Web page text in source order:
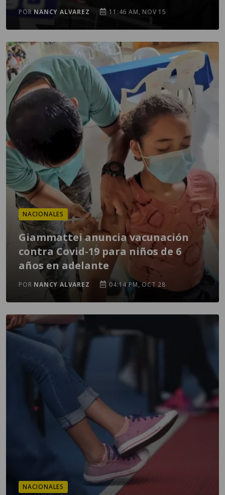
PORNANCY ALVAREZ 11:46 AM, NOV 15
NACIONALES
Giammattei anuncia vacunación
contra Covid-19 para niños de 6
años en adelante
POR NANCY ALVAREZ 04:14 PM, OCT 28
NACIONALES